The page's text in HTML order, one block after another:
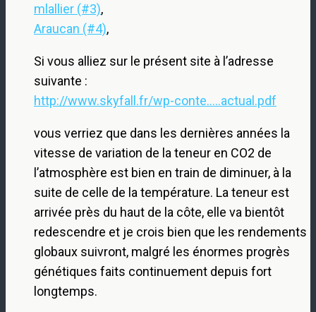
mlallier (#3),
Araucan (#4),
Si vous alliez sur le présent site à l’adresse
suivante :
http://www.skyfall.fr/wp-conte.....actual.pdf
vous verriez que dans les dernières années la
vitesse de variation de la teneur en CO2 de
l’atmosphère est bien en train de diminuer, à la
suite de celle de la température. La teneur est
arrivée près du haut de la côte, elle va bientôt
redescendre et je crois bien que les rendements
globaux suivront, malgré les énormes progrès
génétiques faits continuement depuis fort
longtemps.